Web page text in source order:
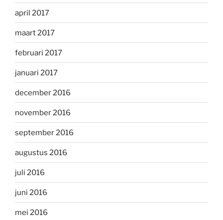
april 2017
maart 2017
februari 2017
januari 2017
december 2016
november 2016
september 2016
augustus 2016
juli 2016
juni 2016
mei 2016